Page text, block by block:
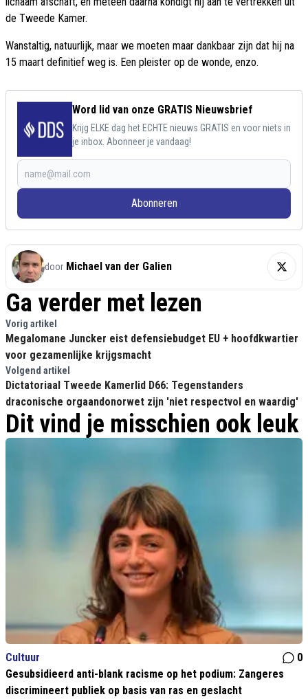
de Tweede Kamer.
Wanstaltig, natuurlijk, maar we moeten maar dankbaar zijn dat hij na
15 maart definitief weg is. Een pleister op de wonde, enzo.
Word lid van onze GRATIS Nieuwsbrief
Krijg ELKE dag het ECHTE nieuws GRATIS en voor niets in
je inbox. Abonneer je vandaag!
Abonneren
door Michael van der Galien
Ga verder met lezen
Vorig artikel
Megalomane Juncker eist defensiebudget EU + hoofdkwartier
voor gezamenlijke krijgsmacht
Volgend artikel
Dictatoriaal Tweede Kamerlid D66: Tegenstanders
draconische orgaandonorwet zijn 'niet respectvol en waardig'
Dit vind je misschien ook leuk
Cultuur
0
Gesubsidieerd anti-blank racisme op het podium: Zangeres
discrimineert publiek op basis van ras en geslacht